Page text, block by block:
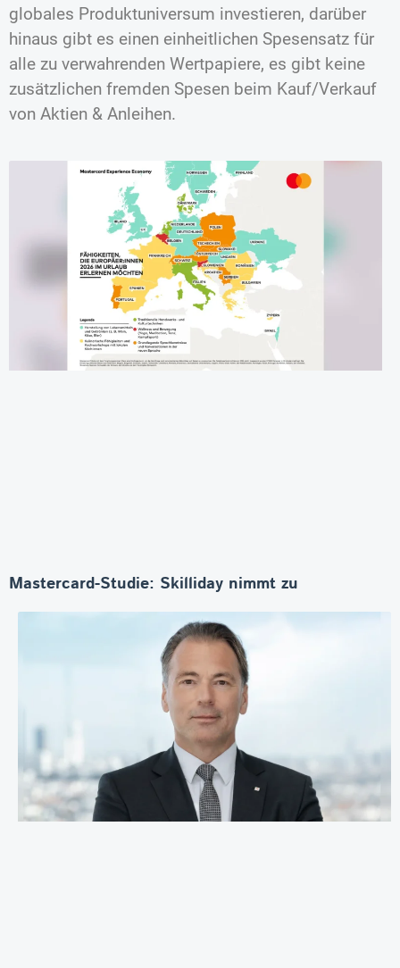
globales Produktuniversum investieren, darüber
hinaus gibt es einen einheitlichen Spesensatz für
alle zu verwahrenden Wertpapiere, es gibt keine
zusätzlichen fremden Spesen beim Kauf/Verkauf
von Aktien & Anleihen.
Mastercard-Studie: Skilliday nimmt zu